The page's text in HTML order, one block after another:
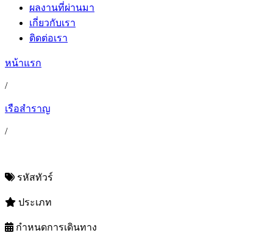
ผลงานที่ผ่านมา
เกี่ยวกับเรา
ติดต่อเรา
หน้าแรก
/
เรือสำราญ
/
รหัสทัวร์
ประเภท
กำหนดการเดินทาง